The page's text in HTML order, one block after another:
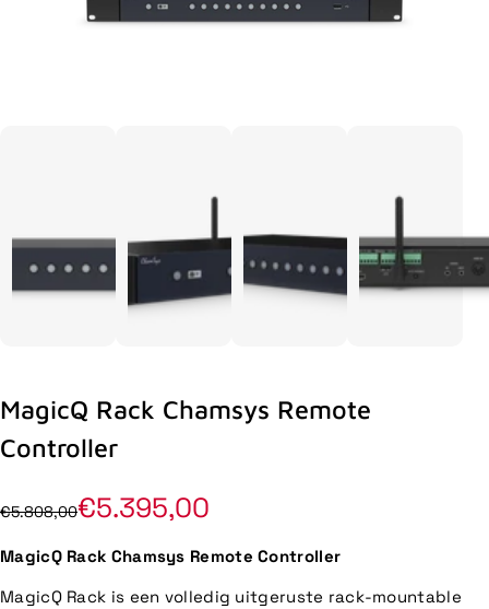
MagicQ Rack Chamsys Remote
Controller
€5.808,00€5.395,00
MagicQ Rack Chamsys Remote Controller
MagicQ Rack is een volledig uitgeruste rack-mountable